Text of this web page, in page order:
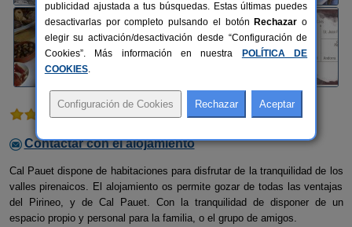
1 comentario
Contactar con el alojamiento
Cal Pauet dispone de habitaciones para disfrutar de la tranquilidad de los
valles pirenaicos. El alojamiento os permite gozar de todas las ventajas
del Pirineo, y de Cal Pauet. Con la tranquilidad de disponer de un
espacio propio y personal para la familia, o el grupo de amigos.
publicidad ajustada a tus búsquedas. Estas últimas puedes
desactivarlas por completo pulsando el botón Rechazar o
elegir su activación/desactivación desde “Configuración de
Cookies”. Más información en nuestra
POLÍTICA DE
COOKIES.